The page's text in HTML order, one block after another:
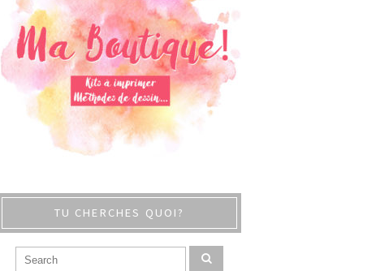
TU CHERCHES QUOI?